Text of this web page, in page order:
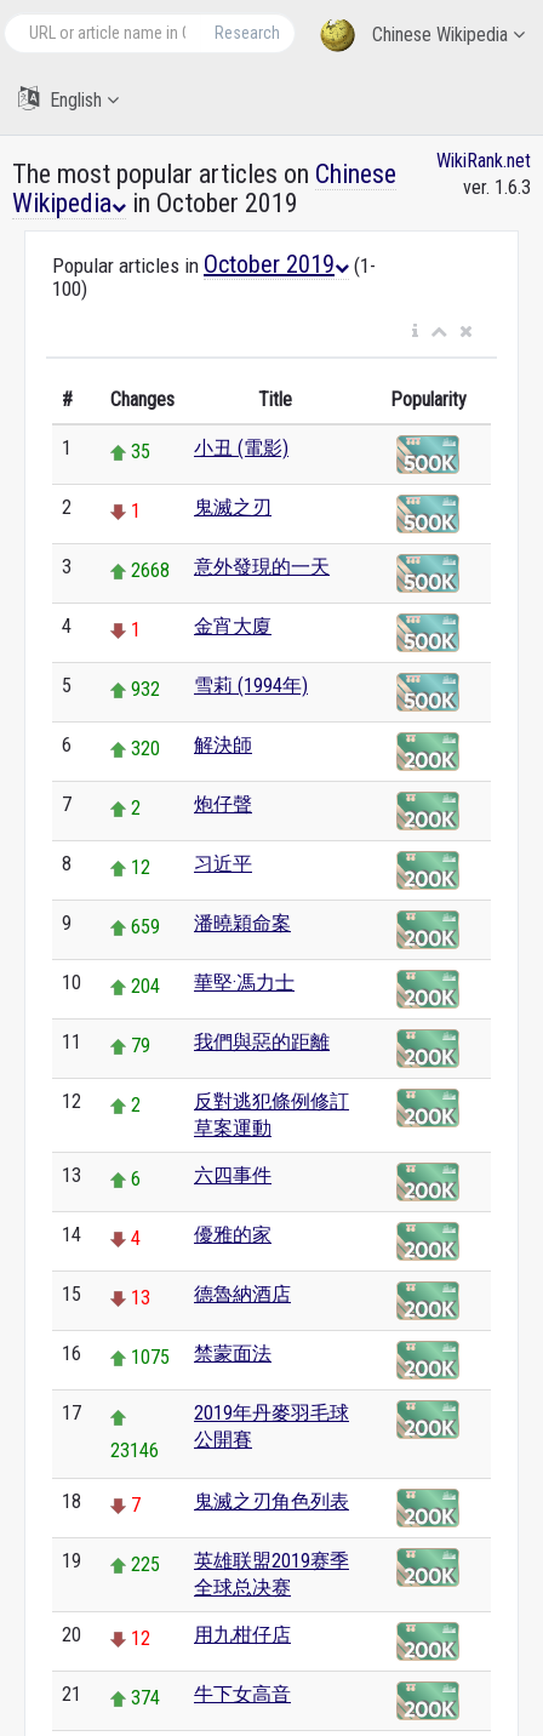
Chinese Wikipedia
Research
English
The most popular articles on Chinese
Wikipedia
in October 2019
WikiRank.net
ver. 1.6.3
Popular articles in October 2019
(1-
100)
# Changes Title Popularity
1 35 小丑 (電影)
2 1 鬼滅之刃
3 2668 意外發現的一天
4 1 金宵大廈
5 932 雪莉 (1994年)
6 320 解決師
7 2 炮仔聲
8 12 习近平
9 659 潘曉穎命案
10 204 華堅·馮力士
11 79 我們與惡的距離
12 2
反對逃犯條例修訂
草案運動
13 6 六四事件
14 4 優雅的家
15 13 德魯納酒店
16 1075 禁蒙面法
17
23146
2019年丹麥羽毛球
公開賽
18 7 鬼滅之刃角色列表
19 225
英雄联盟2019赛季
全球总决赛
20 12 用九柑仔店
21 374 牛下女高音